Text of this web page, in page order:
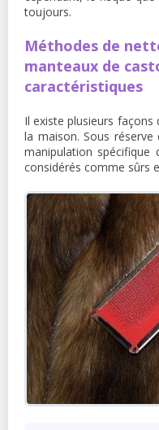
toujours.
Méthodes de
manteaux de
caractéristiques
Il existe plusieurs
la maison. Sous
manipulation
considérés comme sûrs